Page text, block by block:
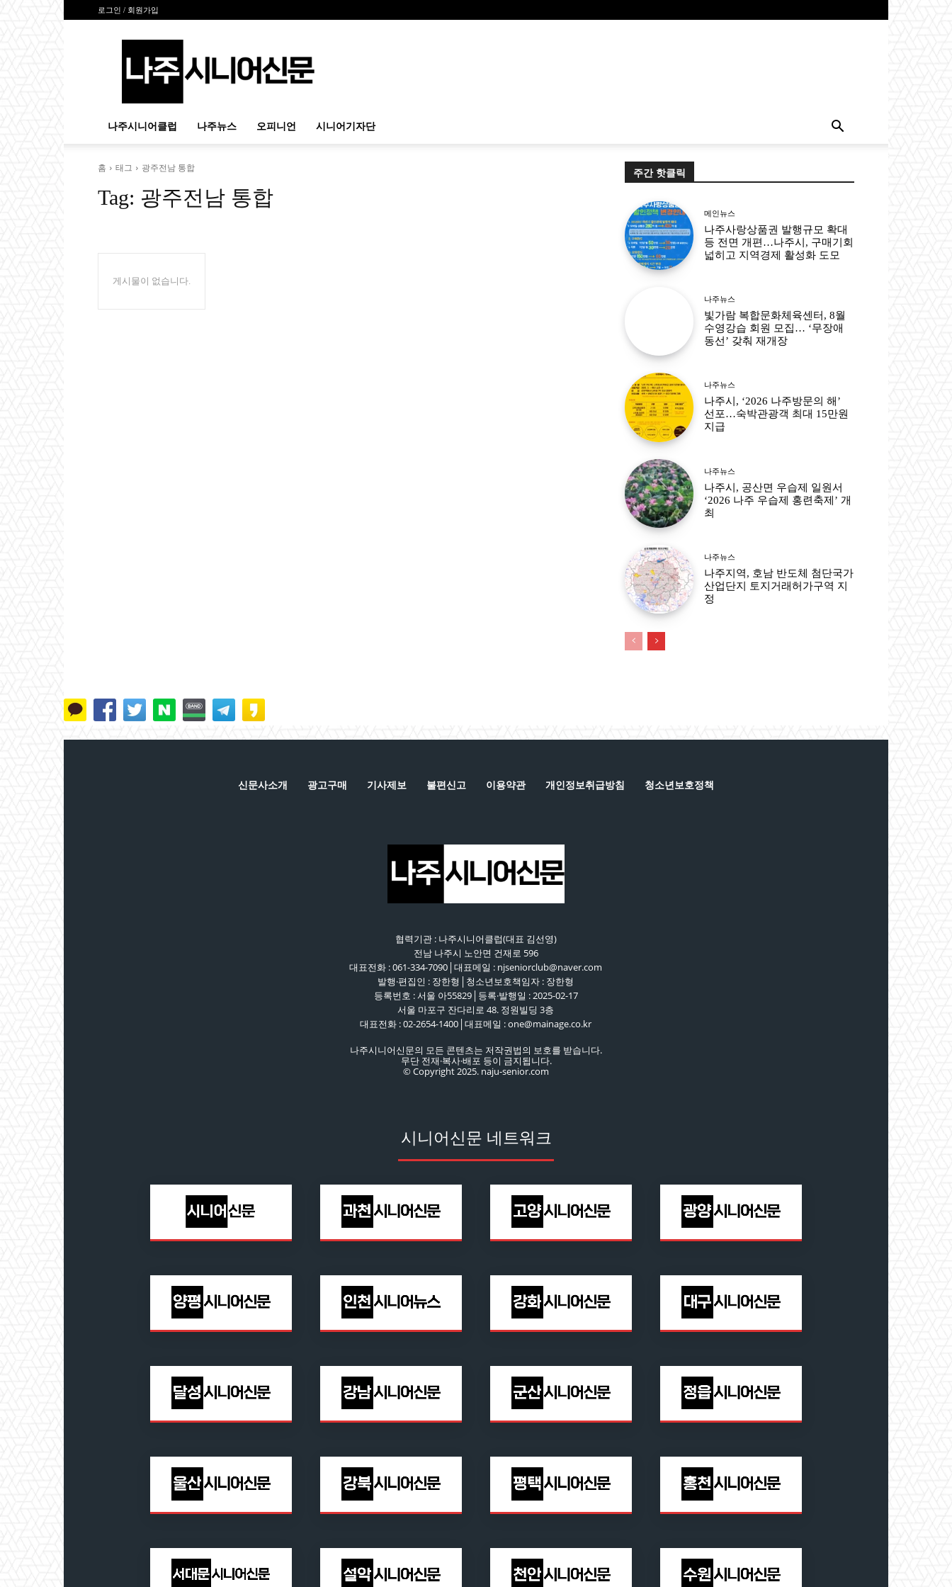
로그인 / 회원가입
시
신
문
나주시니어클럽 나주뉴스 오피니언 시니어기자단
홈 태그 광주전남 통합
Tag: 광주전남 통합
게시물이 없습니다.
주간 핫클릭
메인뉴스
나주사랑상품권 발행규모 확대
등 전면 개편…나주시, 구매기회
넓히고 지역경제 활성화 도모
나주뉴스
빛가람 복합문화체육센터, 8월
수영강습 회원 모집… ‘무장애
동선’ 갖춰 재개장
나주뉴스
나주시, ‘2026 나주방문의 해’
선포…숙박관광객 최대 15만원
지급
나주뉴스
나주시, 공산면 우습제 일원서
‘2026 나주 우습제 홍련축제’ 개
최
나주뉴스
나주지역, 호남 반도체 첨단국가
산업단지 토지거래허가구역 지
정
신문사소개 광고구매 기사제보 불편신고 이용약관 개인정보취급방침 청소년보호정책
협력기관 : 나주시니어클럽(대표 김선영)
전남 나주시 노안면 건재로 596
대표전화 : 061-334-7090│대표메일 : njseniorclub@naver.com
발행·편집인 : 장한형│청소년보호책임자 : 장한형
등록번호 : 서울 아55829│등록·발행일 : 2025-02-17
서울 마포구 잔다리로 48. 정원빌딩 3층
대표전화 : 02-2654-1400│대표메일 : one@mainage.co.kr
나주시니어신문의 모든 콘텐츠는 저작권법의 보호를 받습니다.
무단 전재·복사·배포 등이 금지됩니다.
© Copyright 2025. naju-senior.com
시니어신문 네트워크